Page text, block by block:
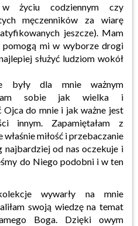
w życiu codziennym czy
męczenników za wiarę
jeszcze). Mam
pomogą mi w wyborze drogi
służyć ludziom wokół
były dla mnie ważnym
sobie jak wielka i
Ojca do mnie i jak ważne jest
innym. Zapamiętałam z
miłość i przebaczanie
od nas oczekuje i
do Niego podobni i w ten
wywarły na mnie
swoją wiedzę na temat
Boga. Dzięki owym